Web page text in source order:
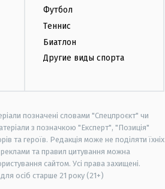
Футбол
Теннис
Биатлон
Другие виды спорта
позначені словами "Спецпроєкт" чи
з позначкою "Експерт", "Позиція"
та героїв. Редакція може не поділяти їхніх
та правил цитування можна
сайтом. Усі права захищені.
осіб старше 21 року (21+)